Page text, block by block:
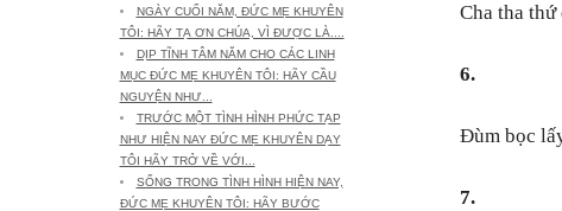
NGÀY CUỐI NĂM, ĐỨC MẸ KHUYÊN
TÔI: HÃY TẠ ƠN CHÚA, VÌ ĐƯỢC LÀ....
DỊP TĨNH TÂM NĂM CHO CÁC LINH
MỤC ĐỨC MẸ KHUYÊN TÔI: HÃY CẦU
NGUYỆN NHƯ...
TRƯỚC MỘT TÌNH HÌNH PHỨC TẠP
NHƯ HIỆN NAY ĐỨC MẸ KHUYÊN DẠY
TÔI HÃY TRỞ VỀ VỚI...
SỐNG TRONG TÌNH HÌNH HIỆN NAY,
ĐỨC MẸ KHUYÊN TÔI: HÃY BƯỚC
Cha tha
6.
Đùm bọc
7.